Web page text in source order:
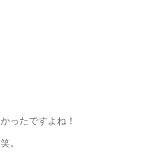
ったですよね！
。